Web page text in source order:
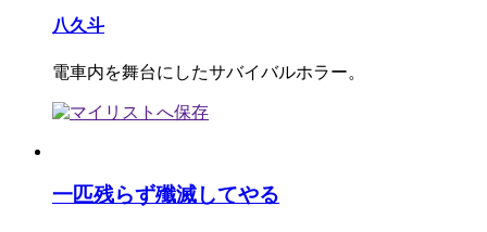
八久斗
電車内を舞台にしたサバイバルホラー。
一匹残らず殲滅してやる